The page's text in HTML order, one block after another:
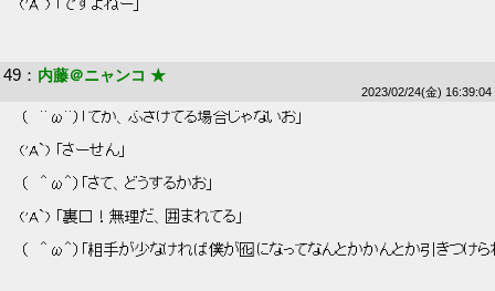
('A`) 「ですよねー」
49 ： 内藤＠ニャンコ ★
2023/02/24(金) 16:39:04
（   ＾ω＾）「てか、ふざけてる場合じゃないお」
('A`) 「さーせん」
（   ＾ω＾）「さて、どうするかお」
('A`) 「裏口！無理だ、囲まれてる」
（   ＾ω＾）「相手が少なければ僕が囮になってなんとかかんとか引きつけ